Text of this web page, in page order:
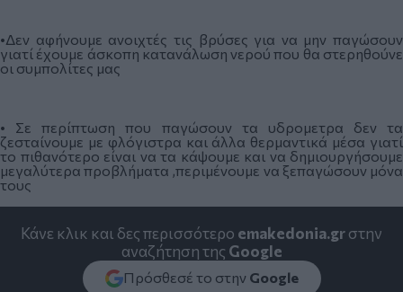
•Δεν αφήνουμε ανοιχτές τις βρύσες για να μην παγώσουν
γιατί έχουμε άσκοπη κατανάλωση νερού που θα στερηθούνε
οι συμπολίτες μας
• Σε περίπτωση που παγώσουν τα υδρομετρα δεν τα
ζεσταίνουμε με φλόγιστρα και άλλα θερμαντικά μέσα γιατί
το πιθανότερο είναι να τα κάψουμε και να δημιουργήσουμε
μεγαλύτερα προβλήματα ,περιμένουμε να ξεπαγώσουν μόνα
τους
Κάνε κλικ και δες περισσότερο emakedonia.grστην
αναζήτηση της Google
Πρόσθεσέ το στην Google